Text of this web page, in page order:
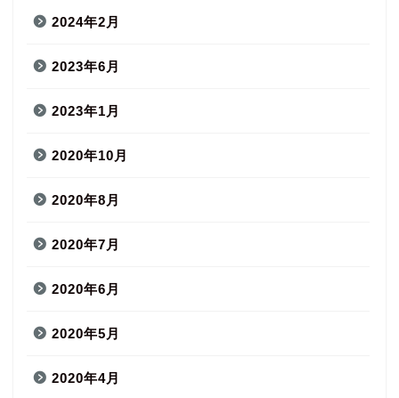
2024年2月
2023年6月
2023年1月
2020年10月
2020年8月
2020年7月
2020年6月
2020年5月
2020年4月